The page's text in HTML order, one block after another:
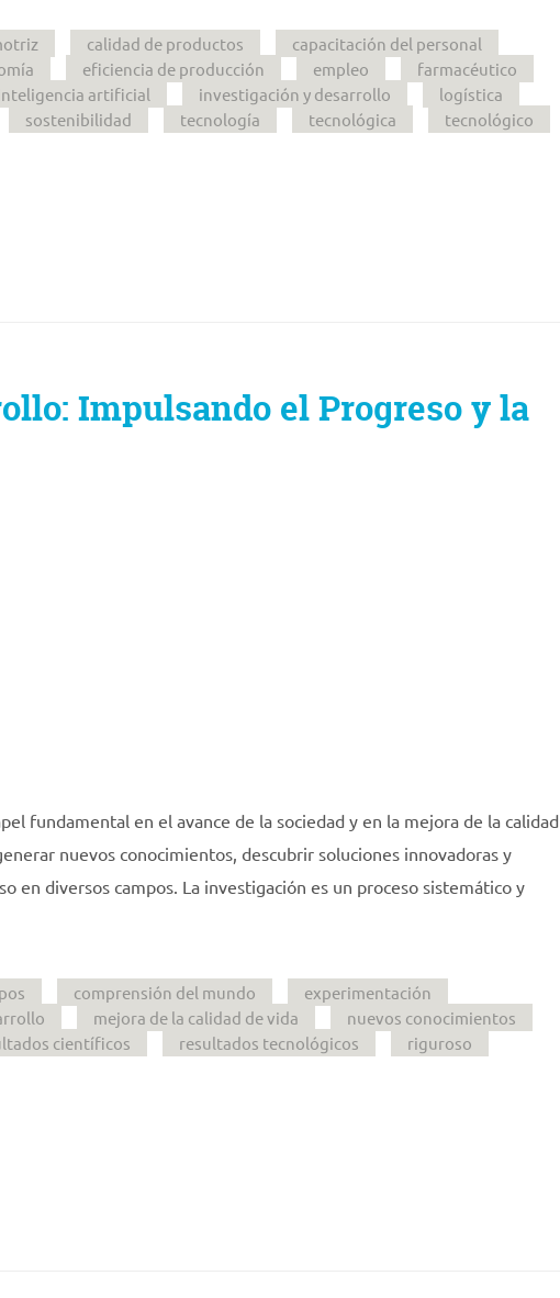
calidad de productos
capacitación del personal
eficiencia de producción empleo
farmacéutico
artificial investigación y desarrollo
logística
sostenibilidad tecnología tecnológica tecnológico
Impulsando el Progreso y la
fundamental en el avance de la sociedad y en la mejora de la calidad
nuevos conocimientos, descubrir soluciones innovadoras y
en diversos campos. La investigación es un proceso sistemático y
comprensión del mundo
experimentación
mejora de la calidad de vida
nuevos conocimientos
científicos resultados tecnológicos
riguroso